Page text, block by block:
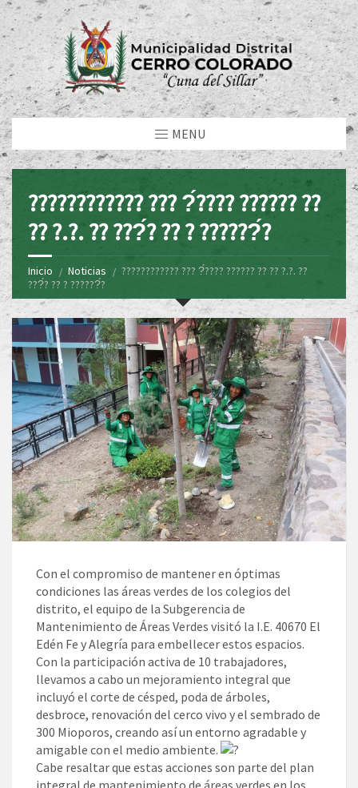
MENU
???????????? ??? ?́???? ?????? ??
?? ?.?. ?? ???́? ?? ? ??????́?
Inicio Noticias
???????????? ??? ?́???? ?????? ?? ?? ?.?. ??
???́? ?? ? ??????́?
Con el compromiso de mantener en óptimas
condiciones las áreas verdes de los colegios del
distrito, el equipo de la Subgerencia de
Mantenimiento de Áreas Verdes visitó la I.E. 40670 El
Edén Fe y Alegría para embellecer estos espacios.
Con la participación activa de 10 trabajadores,
llevamos a cabo un mejoramiento integral que
incluyó el corte de césped, poda de árboles,
desbroce, renovación del cerco vivo y el sembrado de
300 Mioporos, creando así un entorno agradable y
amigable con el medio ambiente.
Cabe resaltar que estas acciones son parte del plan
integral de mantenimiento de áreas verdes en los